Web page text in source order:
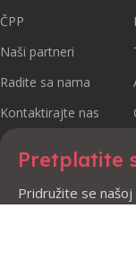
ČPP
Naši partneri
Radite sa nama
Kontaktirajte nas
Pretplatite
Pridružite se